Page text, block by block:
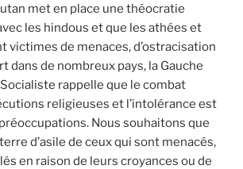
met en place une théocratie
les hindous et que les athées et
victimes de menaces, d’ostracisation
dans de nombreux pays, la Gauche
rappelle que le combat
religieuses et l’intolérance est
Nous souhaitons que
d’asile de ceux qui sont menacés,
en raison de leurs croyances ou de